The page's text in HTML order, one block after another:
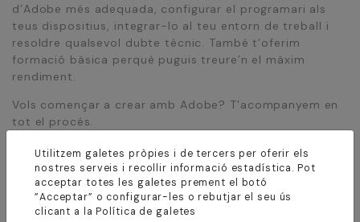
d’Adobe més adequada, configurar el programari als
teus dispositius, integrar-lo al teu entorn de treball i
resoldre qualsevol dubte tècnic. També t’oferim
formació bàsica perquè puguis treure’n el màxim
rendiment.
Vols començar a crear amb Adobe? T’acompanyem en
tot el procés.
Utilitzem galetes pròpies i de tercers per oferir els
nostres serveis i recollir informació estadística. Pot
acceptar totes les galetes prement el botó
”Acceptar” o configurar-les o rebutjar el seu ús
clicant a laPolítica de galetes